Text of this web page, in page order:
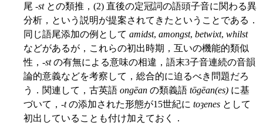
尾 -stとの類推，(2) 直後の定冠詞の語頭子音に関わる異
分析，という説明が提案されてきたということである．
同じ語尾添加の例として amidst, amongst, betwixt, whilst
などがあるが，これらの初出時期，互いの機能的類似
性，-stの有無による意味の相違，語末3子音連続の音韻
論的意義などを考察して，総合的に迫るべき問題だろ
う．関連して，古英語 ongēan の類義語 tōgēan(es) に基
づいて，-tの添加された形態が15世紀に toȝenes として
初出していることも付け加えておく．